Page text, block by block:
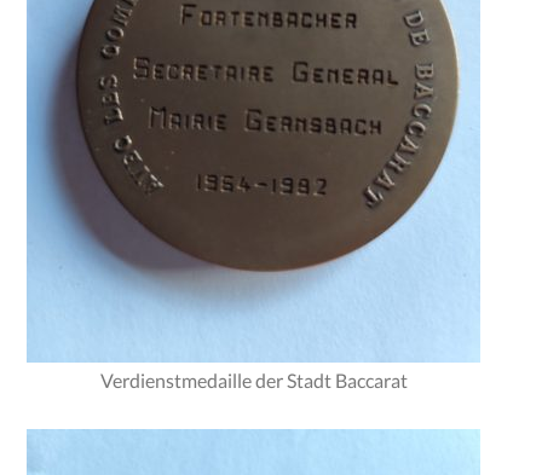
Verdienstmedaille der Stadt Baccarat